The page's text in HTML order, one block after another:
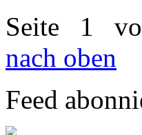
Seite 1
nach oben
Feed